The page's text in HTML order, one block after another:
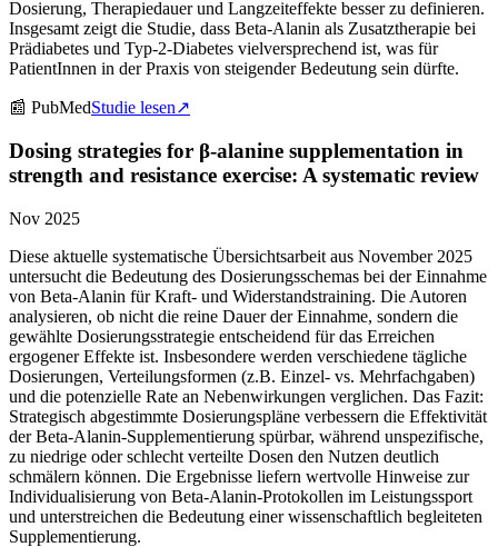
Dosierung, Therapiedauer und Langzeiteffekte besser zu definieren.
Insgesamt zeigt die Studie, dass Beta-Alanin als Zusatztherapie bei
Prädiabetes und Typ-2-Diabetes vielversprechend ist, was für
PatientInnen in der Praxis von steigender Bedeutung sein dürfte.
📰 PubMedStudie lesen↗
Dosing strategies for β-alanine supplementation in
strength and resistance exercise: A systematic review
Nov 2025
Diese aktuelle systematische Übersichtsarbeit aus November 2025
untersucht die Bedeutung des Dosierungsschemas bei der Einnahme
von Beta-Alanin für Kraft- und Widerstandstraining. Die Autoren
analysieren, ob nicht die reine Dauer der Einnahme, sondern die
gewählte Dosierungsstrategie entscheidend für das Erreichen
ergogener Effekte ist. Insbesondere werden verschiedene tägliche
Dosierungen, Verteilungsformen (z.B. Einzel- vs. Mehrfachgaben)
und die potenzielle Rate an Nebenwirkungen verglichen. Das Fazit:
Strategisch abgestimmte Dosierungspläne verbessern die Effektivität
der Beta-Alanin-Supplementierung spürbar, während unspezifische,
zu niedrige oder schlecht verteilte Dosen den Nutzen deutlich
schmälern können. Die Ergebnisse liefern wertvolle Hinweise zur
Individualisierung von Beta-Alanin-Protokollen im Leistungssport
und unterstreichen die Bedeutung einer wissenschaftlich begleiteten
Supplementierung.